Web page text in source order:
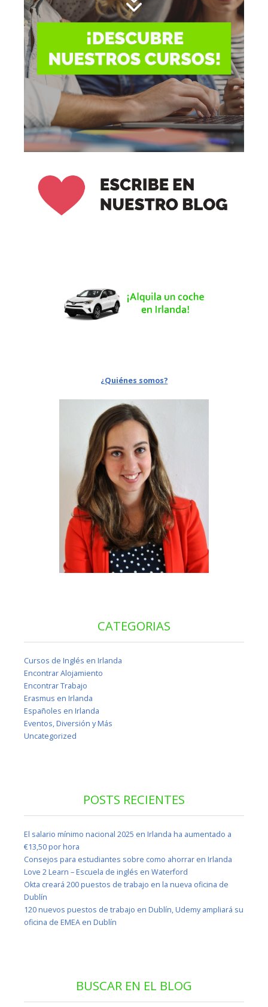
¿Quiénes somos?
CATEGORIAS
Cursos de Inglés en Irlanda
Encontrar Alojamiento
Encontrar Trabajo
Erasmus en Irlanda
Españoles en Irlanda
Eventos, Diversión y Más
Uncategorized
POSTS RECIENTES
El salario mínimo nacional 2025 en Irlanda ha aumentado a
€13,50 por hora
Consejos para estudiantes sobre como ahorrar en Irlanda
Love 2 Learn – Escuela de inglés en Waterford
Okta creará 200 puestos de trabajo en la nueva oficina de
Dublín
120 nuevos puestos de trabajo en Dublín, Udemy ampliará su
oficina de EMEA en Dublín
BUSCAR EN EL BLOG